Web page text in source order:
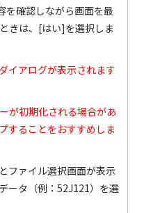
確認しながら画面を最
きは、[はい]を選択しま
イアログが表示されます
期化される場合があ
することをおすすめしま
ァイル選択画面が表示
ータ（例：52J121）を選